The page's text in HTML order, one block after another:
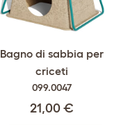
Bagno di sabbia per
criceti
099.0047
21,00 €